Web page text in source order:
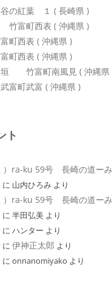
の紅葉 １ ( 長崎県 )
富町西表 ( 沖縄県 )
西表 ( 沖縄県 )
西表 ( 沖縄県 )
垣 竹富町南風見 ( 沖縄県
武富 ( 沖縄県 )
ト
）ra-ku 59号 長崎の道ー
に 山内ひろみ より
）ra-ku 59号 長崎の道ー
に 半田弘美 より
に ハンター より
に 伊神正太郎 より
に onnanomiyako より